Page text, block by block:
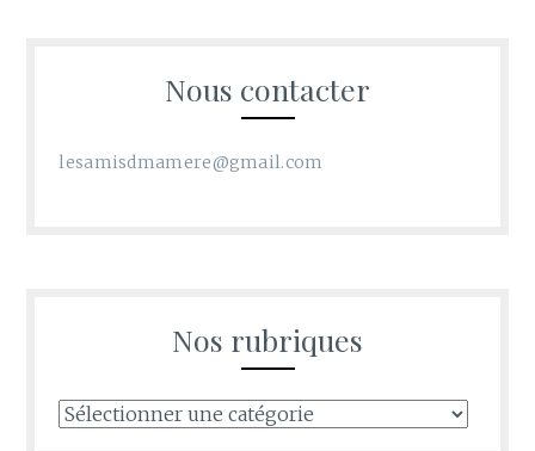
Nous contacter
lesamisdmamere@gmail.com
Nos rubriques
Nos